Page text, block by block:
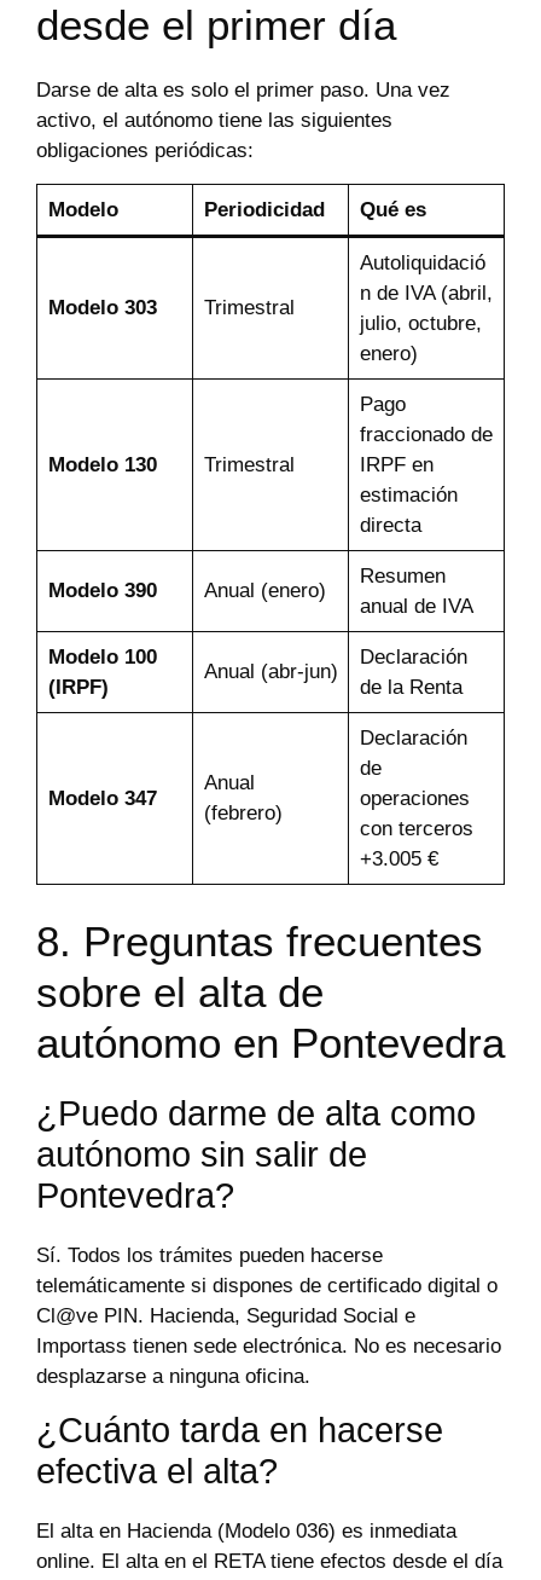
desde el primer día
Darse de alta es solo el primer paso. Una vez
activo, el autónomo tiene las siguientes
obligaciones periódicas:
Modelo Periodicidad Qué es
Modelo 303 Trimestral
Autoliquidació
n de IVA (abril,
julio, octubre,
enero)
Modelo 130 Trimestral
Pago
fraccionado de
IRPF en
estimación
directa
Modelo 390 Anual (enero)
Resumen
anual de IVA
Modelo 100
(IRPF)
Anual (abr-jun)
Declaración
de la Renta
Modelo 347
Anual
(febrero)
Declaración
de
operaciones
con terceros
+3.005 €
8. Preguntas frecuentes
sobre el alta de
autónomo en Pontevedra
¿Puedo darme de alta como
autónomo sin salir de
Pontevedra?
Sí. Todos los trámites pueden hacerse
telemáticamente si dispones de certificado digital o
Cl@ve PIN. Hacienda, Seguridad Social e
Importass tienen sede electrónica. No es necesario
desplazarse a ninguna oficina.
¿Cuánto tarda en hacerse
efectiva el alta?
El alta en Hacienda (Modelo 036) es inmediata
online. El alta en el RETA tiene efectos desde el día